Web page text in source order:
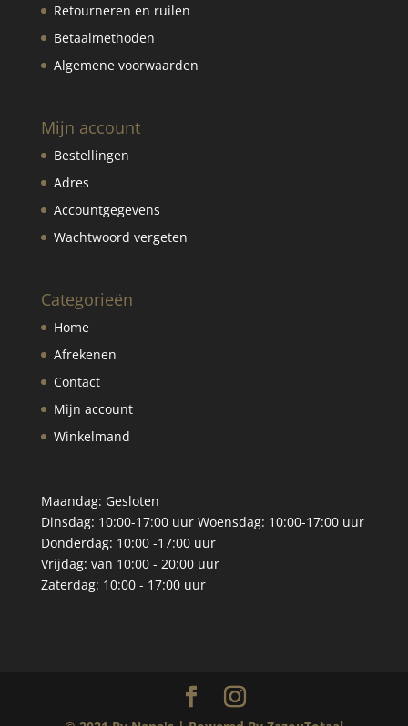
Retourneren en ruilen
Betaalmethoden
Algemene voorwaarden
Mijn account
Bestellingen
Adres
Accountgegevens
Wachtwoord vergeten
Categorieën
Home
Afrekenen
Contact
Mijn account
Winkelmand
Maandag: Gesloten
Dinsdag: 10:00-17:00 uur Woensdag: 10:00-17:00 uur
Donderdag: 10:00 -17:00 uur
Vrijdag: van 10:00 - 20:00 uur
Zaterdag: 10:00 - 17:00 uur